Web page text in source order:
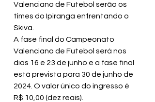
Valenciano de Futebol serão os
times do Ipiranga enfrentando o
Skiva.
A fase final do Campeonato
Valenciano de Futebol será nos
dias 16 e 23 de junho e a fase final
está prevista para 30 de junho de
2024. O valor único do ingresso é
R$ 10,00 (dez reais).